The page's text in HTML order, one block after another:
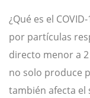
¿Qué es el
por partículas
directo menor a
no solo produce
también afecta el